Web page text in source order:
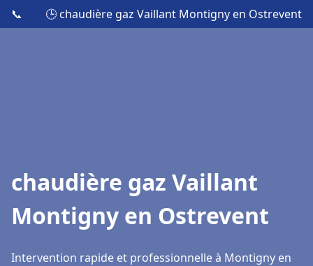
📞 🕒 chaudière gaz Vaillant Montigny en Ostrevent
chaudière gaz Vaillant
Montigny en Ostrevent
Intervention rapide et professionnelle à Montigny en